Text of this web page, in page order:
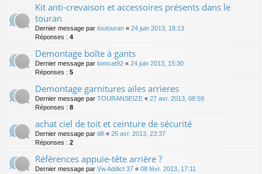
Kit anti-crevaison et accessoires présents dans le
touran
Dernier message par toutouran « 24 juin 2013, 18:13
Réponses : 4
Demontage boîte à gants
Dernier message par tomcat92 « 24 juin 2013, 15:30
Réponses : 5
Demontage garnitures ailes arrieres
Dernier message par TOURANSEIZE « 27 avr. 2013, 08:59
Réponses : 8
achat ciel de toit et ceinture de sécurité
Dernier message par tiifi « 25 avr. 2013, 23:37
Réponses : 2
Références appuie-tête arrière ?
Dernier message par Vw Addict 37 « 08 févr. 2013, 17:11